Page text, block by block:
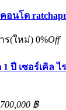
คอนโด
ร(ใหม่) 0%Off
1 ปี เซอร์เคิล
฿